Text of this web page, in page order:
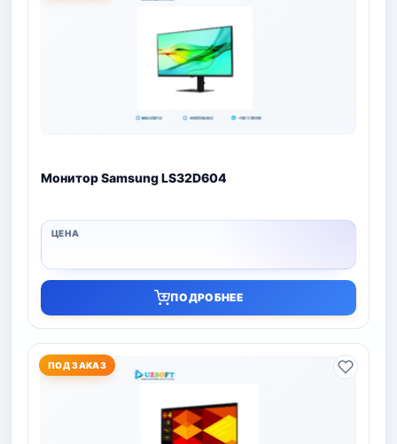
Монитор Samsung LS32D604
ПОДРОБНЕЕ
ПОД ЗАКАЗ